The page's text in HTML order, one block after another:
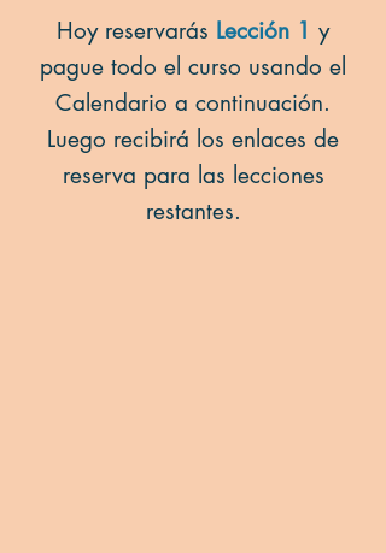
Hoy reservarás Lección 1 y
pague todo el curso usando el
Calendario a continuación.
Luego recibirá los enlaces de
reserva para las lecciones
restantes.